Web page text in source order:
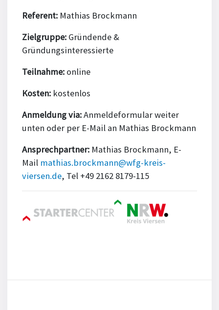
Referent: Mathias Brockmann
Zielgruppe: Gründende &
Gründungsinteressierte
Teilnahme: online
Kosten: kostenlos
Anmeldung via:Anmeldeformular weiter
unten oder per E-Mail an Mathias Brockmann
Ansprechpartner: Mathias Brockmann, E-
Mail mathias.brockmann@wfg-kreis-
viersen.de, Tel +49 2162 8179-115